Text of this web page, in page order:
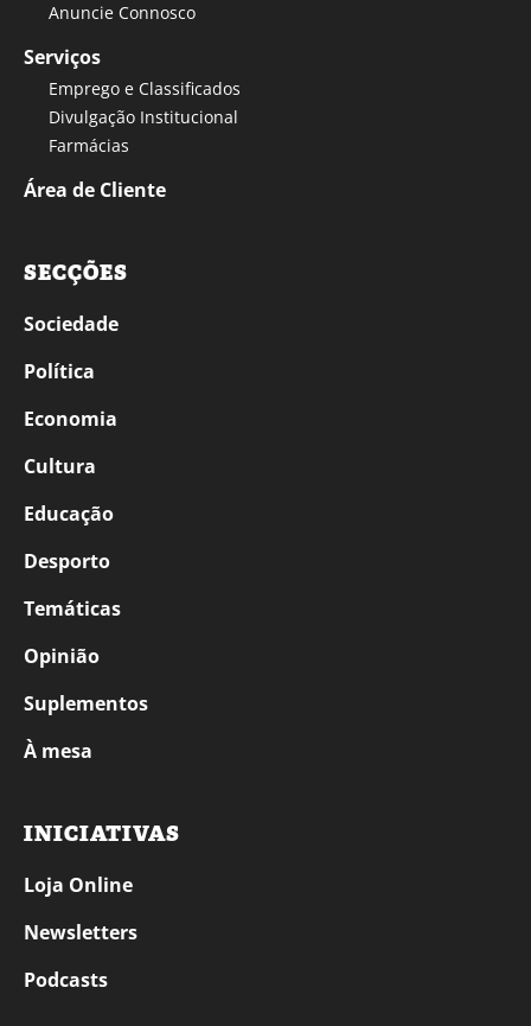
Anuncie Connosco
Serviços
Emprego e Classificados
Divulgação Institucional
Farmácias
Área de Cliente
SECÇÕES
Sociedade
Política
Economia
Cultura
Educação
Desporto
Temáticas
Opinião
Suplementos
À mesa
INICIATIVAS
Loja Online
Newsletters
Podcasts